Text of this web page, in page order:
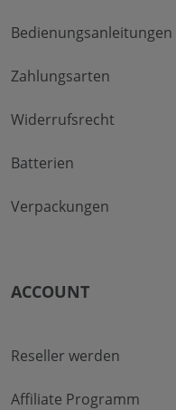
Bedienungsanleitungen
Zahlungsarten
Widerrufsrecht
Batterien
Verpackungen
ACCOUNT
Reseller werden
Affiliate Programm